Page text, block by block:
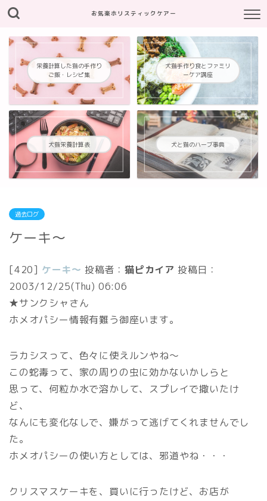
お気楽ホリスティックケアー
栄養計算した猫の手作り
ご飯・レシピ集
犬猫手作り食とファミリ
ーケア講座
犬猫栄養計算表 犬と猫のハーブ事典
過去ログ
ケーキ～
[420] ケーキ～ 投稿者：猫ピカイア 投稿日：
2003/12/25(Thu) 06:06
★サンクシャさん
ホメオパシー情報有難う御座います。
ラカシスって、色々に使えルンやね～
この蛇毒って、家の周りの虫に効かないかしらと
思って、何粒か水で溶かして、スプレイで撒いたけ
ど、
なんにも変化なしで、嫌がって逃げてくれませんでし
た。
ホメオパシーの使い方としては、邪道やね・・・
クリスマスケーキを、買いに行ったけど、お店が